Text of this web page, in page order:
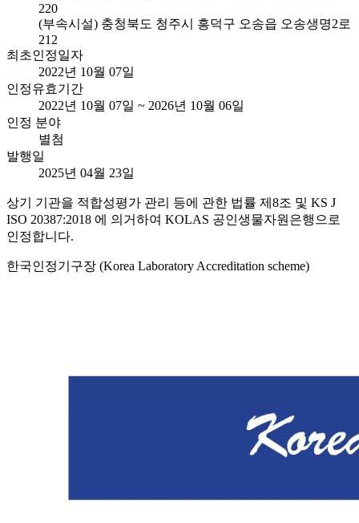
220
(부속시설) 충청북도 청주시 흥덕구 오송읍 오송생명2로
212
최초인정일자
2022년 10월 07일
인정유효기간
2022년 10월 07일 ~ 2026년 10월 06일
인정 분야
별첨
발행일
2025년 04월 23일
상기 기관을 적합성평가 관리 등에 관한 법률 제8조 및 KS J
ISO 20387:2018 에 의거하여 KOLAS 공인생물자원은행으로
인정합니다.
한국인정기구장 (Korea Laboratory Accreditation scheme)